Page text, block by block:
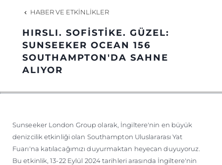
MİRAS
TEKNENIZIN PIYASA DEĞERINI
HABER VE ETKINLIKLER
HIRSLI. SOFİSTİKE. GÜZEL:
SUNSEEKER OCEAN 156
SOUTHAMPTON'DA SAHNE
ALIYOR
Sunseeker London Group olarak, İngiltere'nin en büyük
denizcilik etkinliği olan Southampton Uluslararası Yat
Fuarı'na katılacağımızı duyurmaktan heyecan duyuyoruz.
Bu etkinlik, 13-22 Eylül 2024 tarihleri arasında İngiltere'nin